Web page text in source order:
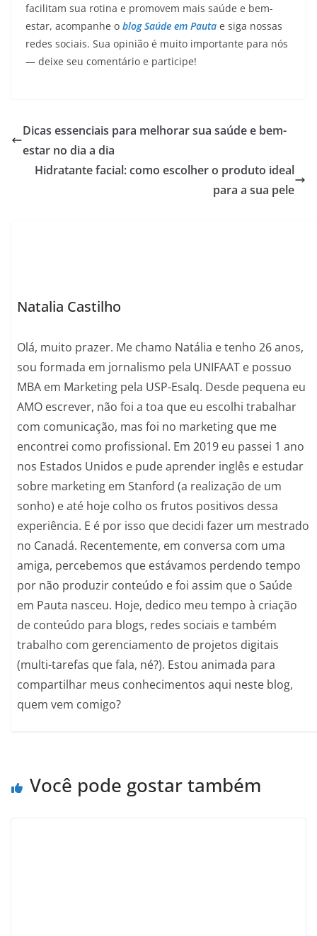
facilitam sua rotina e promovem mais saúde e bem-
estar, acompanhe o blog Saúde em Pauta e siga nossas
redes sociais. Sua opinião é muito importante para nós
— deixe seu comentário e participe!
Dicas essenciais para melhorar sua saúde e bem-
estar no dia a dia
Hidratante facial: como escolher o produto ideal
para a sua pele
Natalia Castilho
Olá, muito prazer. Me chamo Natália e tenho 26 anos,
sou formada em jornalismo pela UNIFAAT e possuo
MBA em Marketing pela USP-Esalq. Desde pequena eu
AMO escrever, não foi a toa que eu escolhi trabalhar
com comunicação, mas foi no marketing que me
encontrei como profissional. Em 2019 eu passei 1 ano
nos Estados Unidos e pude aprender inglês e estudar
sobre marketing em Stanford (a realização de um
sonho) e até hoje colho os frutos positivos dessa
experiência. E é por isso que decidi fazer um mestrado
no Canadá. Recentemente, em conversa com uma
amiga, percebemos que estávamos perdendo tempo
por não produzir conteúdo e foi assim que o Saúde
em Pauta nasceu. Hoje, dedico meu tempo à criação
de conteúdo para blogs, redes sociais e também
trabalho com gerenciamento de projetos digitais
(multi-tarefas que fala, né?). Estou animada para
compartilhar meus conhecimentos aqui neste blog,
quem vem comigo?
Você pode gostar também